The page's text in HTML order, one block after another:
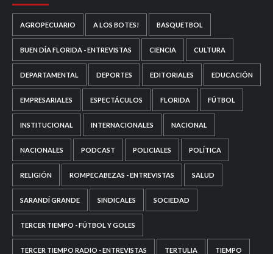
AGROPECUARIO A LOS BOTES! BASQUETBOL
BUEN DÍA FLORIDA - ENTREVISTAS CIENCIA CULTURA
DEPARTAMENTAL DEPORTES EDITORIALES EDUCACIÓN
EMPRESARIALES ESPECTÁCULOS FLORIDA FÚTBOL
INSTITUCIONAL INTERNACIONALES NACIONAL
NACIONALES PODCAST POLICIALES POLÍTICA
RELIGIÓN ROMPECABEZAS - ENTREVISTAS SALUD
SARANDÍ GRANDE SINDICALES SOCIEDAD
TERCER TIEMPO - FÚTBOL Y GOLES
TERCER TIEMPO RADIO - ENTREVISTAS TERTULIA TIEMPO